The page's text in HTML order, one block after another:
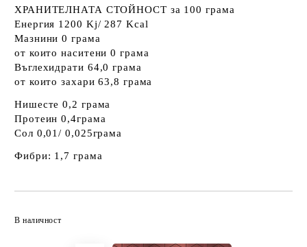
ХРАНИТЕЛНАТА СТОЙНОСТ за 100 грама
Енергия 1200 Kj/ 287 Kcal
Мазнини 0 грама
от които наситени 0 грама
Въглехидрати 64,0 грама
от които захари 63,8 грама
Нишесте 0,2 грама
Протеин 0,4грама
Сол 0,01/ 0,025грама
Фибри: 1,7 грама
В наличност